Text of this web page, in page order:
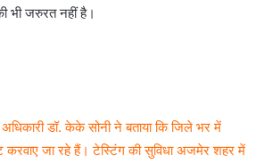
भी जरुरत नहीं है।
अधिकारी डॉ. केके सोनी ने बताया कि जिले भर में
करवाए जा रहे हैं। टेस्टिंग की सुविधा अजमेर शहर में